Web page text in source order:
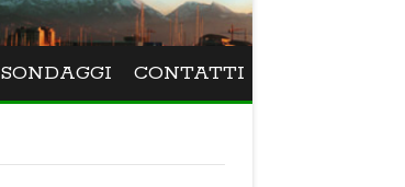
SONDAGGI CONTATTI